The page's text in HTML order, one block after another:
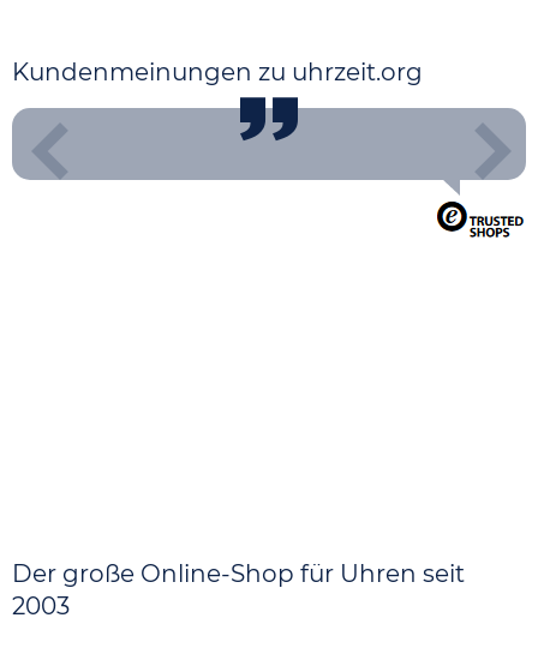
Kundenmeinungen zu uhrzeit.org
Der große Online-Shop für Uhren seit
2003